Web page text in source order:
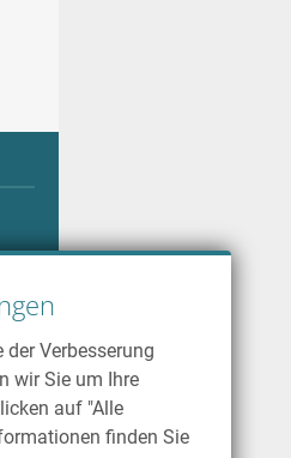
der Verbesserung
wir Sie um Ihre
auf "Alle
finden Sie